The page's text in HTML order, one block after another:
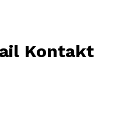
Kontakt